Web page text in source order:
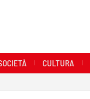
CULTURA